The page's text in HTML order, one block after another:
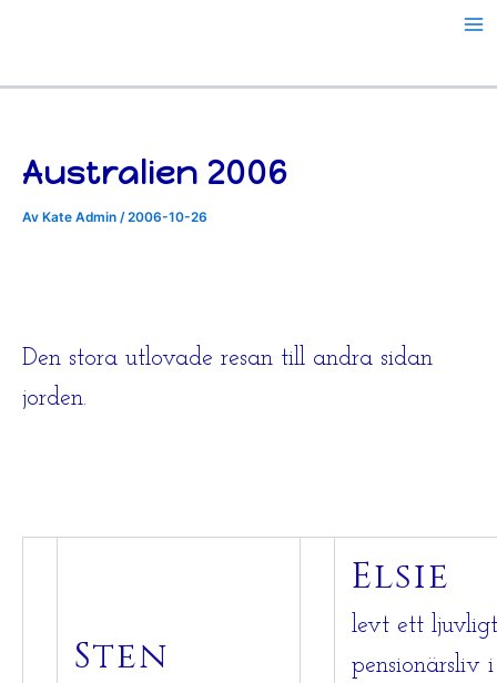
Australien 2006
Av Kate Admin /2006-10-26
Den stora utlovade resan till andra sidan
jorden.
Sten
Elsie
levt ett ljuvligt
pensionärsliv i